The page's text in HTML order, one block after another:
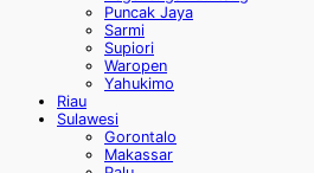
Puncak Jaya
Sarmi
Supiori
Waropen
Yahukimo
Riau
Sulawesi
Gorontalo
Makassar